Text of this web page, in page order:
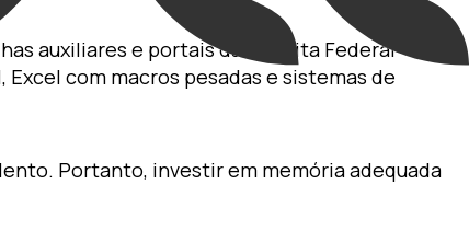
auxiliares e portais da Receita Federal
com macros pesadas e sistemas de
Portanto, investir em memória adequada